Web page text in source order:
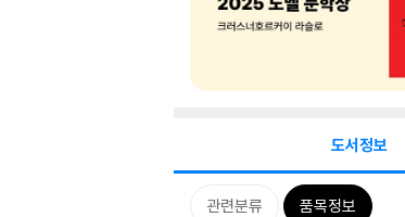
도서정보
관련분류 품목정보